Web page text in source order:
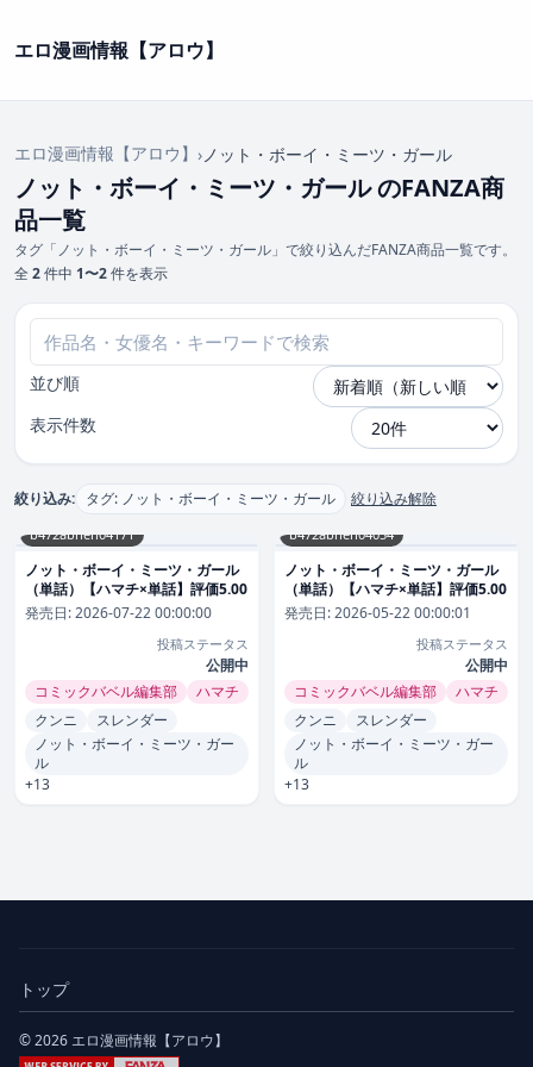
エロ漫画情報【アロウ】
エロ漫画情報【アロウ】 ›ノット・ボーイ・ミーツ・ガール
ノット・ボーイ・ミーツ・ガール のFANZA商
品一覧
タグ「ノット・ボーイ・ミーツ・ガール」で絞り込んだFANZA商品一覧です。
全 2件中 1〜2件を表示
並び順
表示件数
絞り込み: タグ: ノット・ボーイ・ミーツ・ガール 絞り込み解除
b472abnen04171
ノット・ボーイ・ミーツ・ガール
（単話）【ハマチ×単話】評価5.00
発売日:2026-07-22 00:00:00
投稿ステータス
公開中
コミックバベル編集部
ハマチ
クンニ
スレンダー
ノット・ボーイ・ミーツ・ガー
ル
+13
b472abnen04054
ノット・ボーイ・ミーツ・ガール
（単話）【ハマチ×単話】評価5.00
発売日:2026-05-22 00:00:01
投稿ステータス
公開中
コミックバベル編集部
ハマチ
クンニ
スレンダー
ノット・ボーイ・ミーツ・ガー
ル
+13
トップ
© 2026 エロ漫画情報【アロウ】